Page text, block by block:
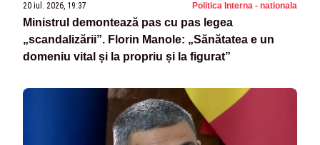
20 iul. 2026, 19:37 Politica Interna - nationala
Ministrul demontează pas cu pas legea
„scandalizării”. Florin Manole: „Sănătatea e un
domeniu vital și la propriu și la figurat”